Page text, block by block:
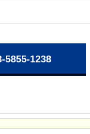
5855-1238